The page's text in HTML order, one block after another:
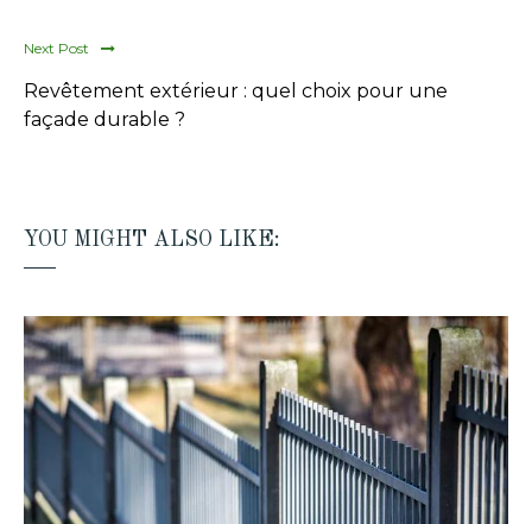
Next Post
Revêtement extérieur : quel choix pour une
façade durable ?
YOU MIGHT ALSO LIKE: